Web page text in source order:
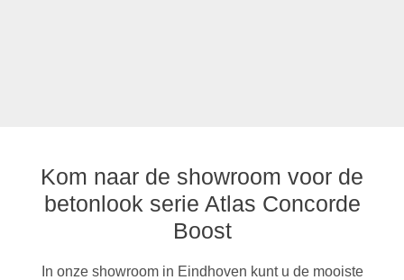
Kom naar de showroom voor de
betonlook serie Atlas Concorde
Boost
In onze showroom in Eindhoven kunt u de mooiste